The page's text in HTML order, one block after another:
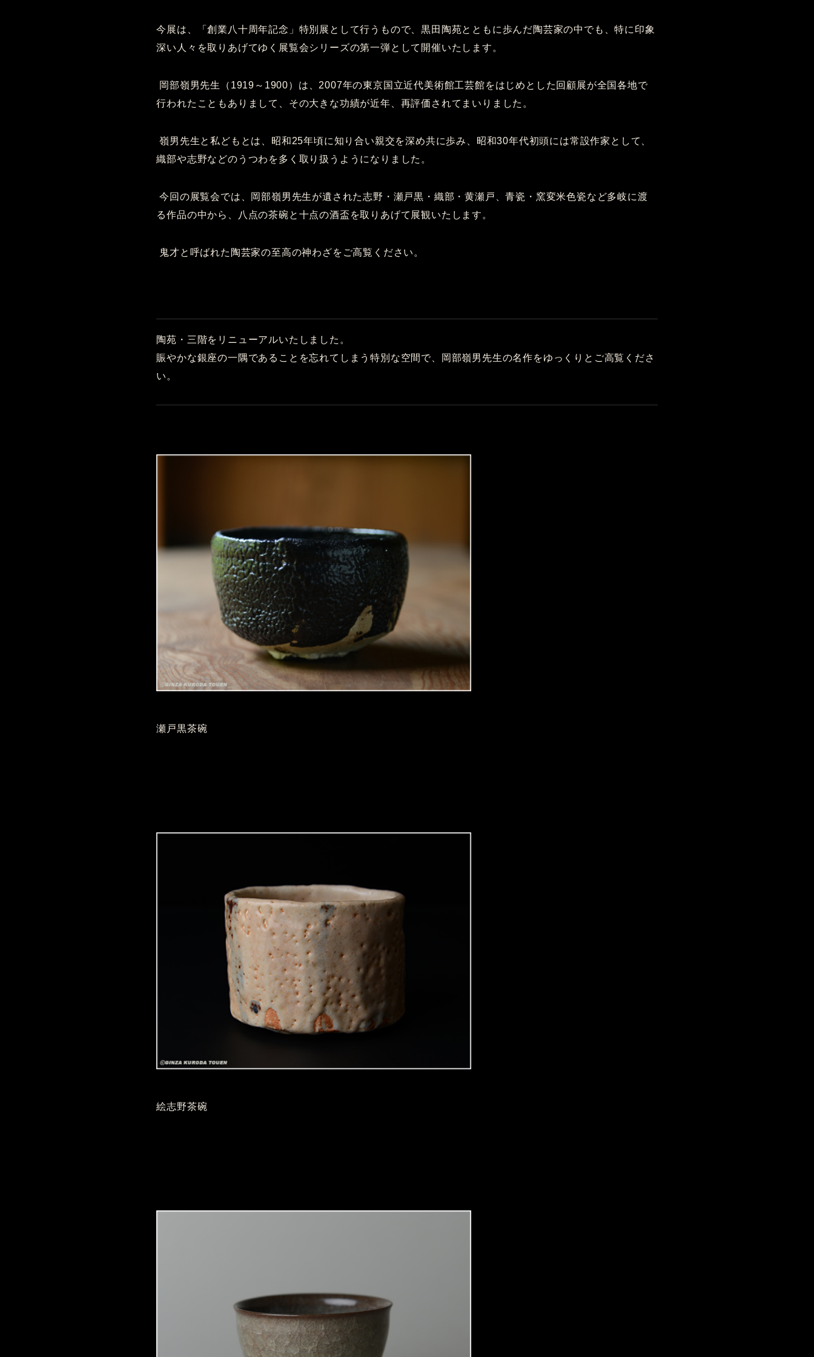
今展は、「創業八十周年記念」特別展として行うもので、黒田陶苑とともに歩んだ陶芸家の中でも、特に印象
深い人々を取りあげてゆく展覧会シリーズの第一弾として開催いたします。
岡部嶺男先生（1919～1900）は、2007年の東京国立近代美術館工芸館をはじめとした回顧展が全国各地で
行われたこともありまして、その大きな功績が近年、再評価されてまいりました。
嶺男先生と私どもとは、昭和25年頃に知り合い親交を深め共に歩み、昭和30年代初頭には常設作家として、
織部や志野などのうつわを多く取り扱うようになりました。
今回の展覧会では、岡部嶺男先生が遺された志野・瀬戸黒・織部・黄瀬戸、青瓷・窯変米色瓷など多岐に渡
る作品の中から、八点の茶碗と十点の酒盃を取りあげて展観いたします。
鬼才と呼ばれた陶芸家の至高の神わざをご高覧ください。
陶苑・三階をリニューアルいたしました。
賑やかな銀座の一隅であることを忘れてしまう特別な空間で、岡部嶺男先生の名作をゆっくりとご高覧くださ
い。
瀬戸黒茶碗
絵志野茶碗